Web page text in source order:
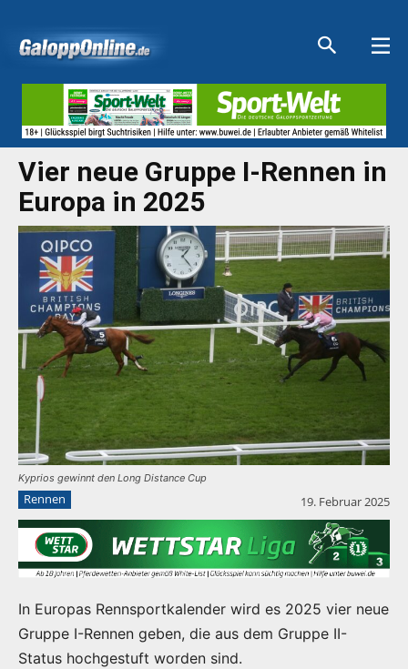
Vier neue Gruppe I-Rennen in
Europa in 2025
Kyprios gewinnt den Long Distance Cup
Rennen 19. Februar 2025
In Europas Rennsportkalender wird es 2025 vier neue
Gruppe I-Rennen geben, die aus dem Gruppe II-
Status hochgestuft worden sind.